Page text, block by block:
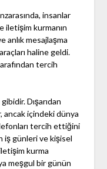
insanlar
iletişim kurmanın
anlık mesajlaşma
haline geldi.
tercih
Dışarıdan
ancak içindeki dünya
tercih ettiğini
iş günleri ve kişisel
kurma
meşgul bir günün